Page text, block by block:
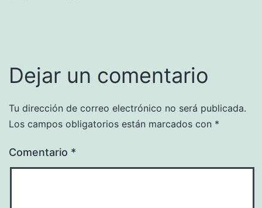
Dejar un comentario
Tu dirección de correo electrónico no será publicada.
Los campos obligatorios están marcados con *
Comentario *